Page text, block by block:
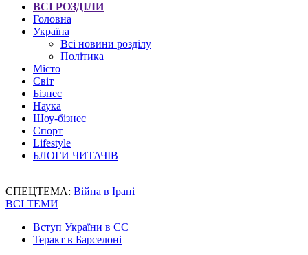
ВСІ РОЗДІЛИ
Головна
Україна
Всі новини розділу
Політика
Місто
Світ
Бізнес
Наука
Шоу-бізнес
Спорт
Lifestyle
БЛОГИ ЧИТАЧІВ
СПЕЦТЕМА: Війна в Ірані
ВСІ ТЕМИ
Вступ України в ЄС
Теракт в Барселоні